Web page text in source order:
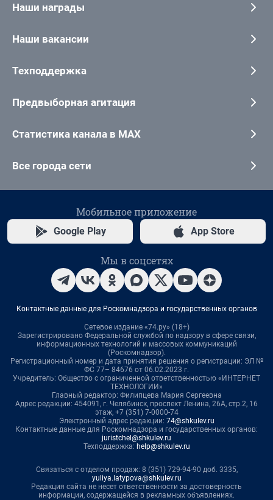
Наши награды
Наши вакансии
Техподдержка
Предвыборная агитация
Статистика канала в MAX
Все города сети
Мобильное приложение
Google Play App Store
Мы в соцсетях
Контактные данные для Роскомнадзора и государственных органов
Сетевое издание «74.ру» (18+)
Зарегистрировано Федеральной службой по надзору в сфере связи,
информационных технологий и массовых коммуникаций
(Роскомнадзор).
Регистрационный номер и дата принятия решения о регистрации: ЭЛ №
ФС 77– 84676 от 06.02.2023 г.
Учредитель: Общество с ограниченной ответственностью «ИНТЕРНЕТ
ТЕХНОЛОГИИ»
Главный редактор: Филипцева Мария Сергеевна
Адрес редакции: 454091, г. Челябинск, проспект Ленина, 26А, стр.2, 16
этаж, +7 (351) 7-0000-74
Электронный адрес редакции: 74@shkulev.ru
Контактные данные для Роскомнадзора и государственных органов:
juristchel@shkulev.ru
Техподдержка: help@shkulev.ru
Связаться с отделом продаж: 8 (351) 729-94-90 доб. 3335,
yuliya.latypova@shkulev.ru
Редакция сайта не несет ответственности за достоверность
информации, содержащейся в рекламных объявлениях.